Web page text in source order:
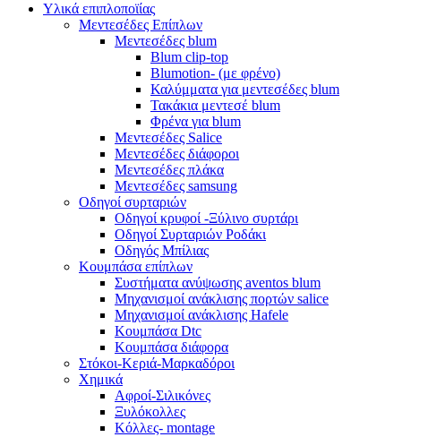
Υλικά επιπλοποϊίας
Μεντεσέδες Επίπλων
Μεντεσέδες blum
Blum clip-top
Blumotion- (με φρένο)
Καλύμματα για μεντεσέδες blum
Τακάκια μεντεσέ blum
Φρένα για blum
Μεντεσέδες Salice
Μεντεσέδες διάφοροι
Μεντεσέδες πλάκα
Μεντεσέδες samsung
Οδηγοί συρταριών
Οδηγοί κρυφοί -Ξύλινο συρτάρι
Οδηγοί Συρταριών Ροδάκι
Οδηγός Μπίλιας
Κουμπάσα επίπλων
Συστήματα ανύψωσης aventos blum
Μηχανισμοί ανάκλισης πορτών salice
Μηχανισμοί ανάκλισης Hafele
Κουμπάσα Dtc
Κουμπάσα διάφορα
Στόκοι-Κεριά-Μαρκαδόροι
Χημικά
Αφροί-Σιλικόνες
Ξυλόκολλες
Κόλλες- montage